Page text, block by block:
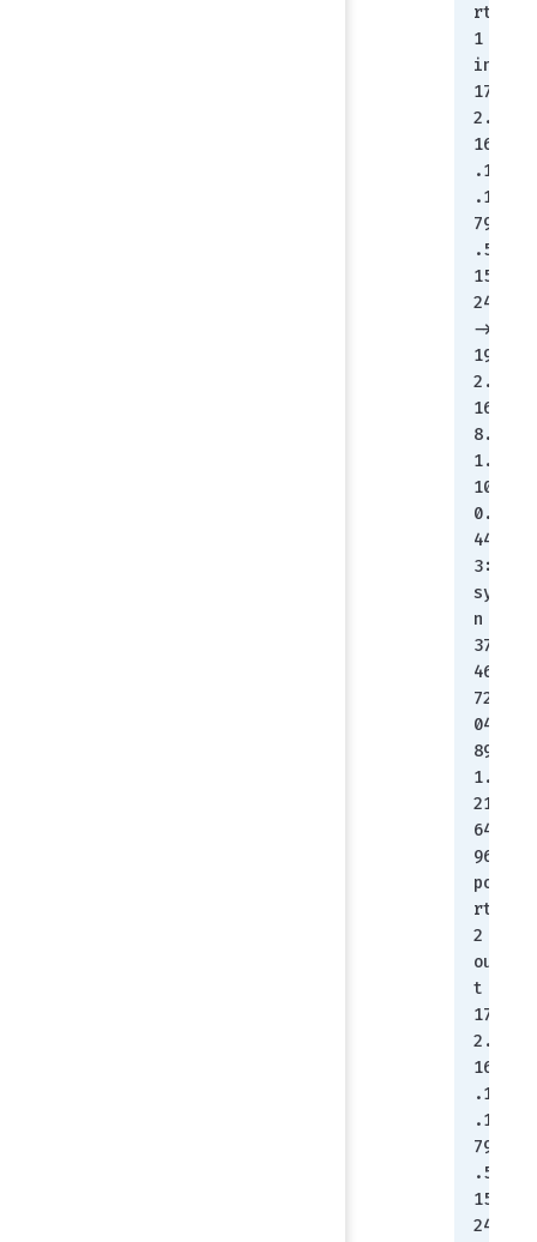
rt
1
in
17
2.
16
.1
.1
79
.5
15
24
->
19
2.
16
8.
1.
10
0.
44
3:
sy
n
37
46
72
04
89
1.
21
64
96
po
rt
2
ou
t
17
2.
16
.1
.1
79
.5
15
24